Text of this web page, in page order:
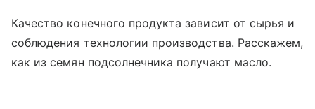
Качество конечного продукта зависит от сырья и
соблюдения технологии производства. Расскажем,
как из семян подсолнечника получают масло.